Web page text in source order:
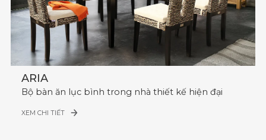
ARIA
Bộ bàn ăn lục bình trong nhà thiết kế hiện đại
XEM CHI TIẾT